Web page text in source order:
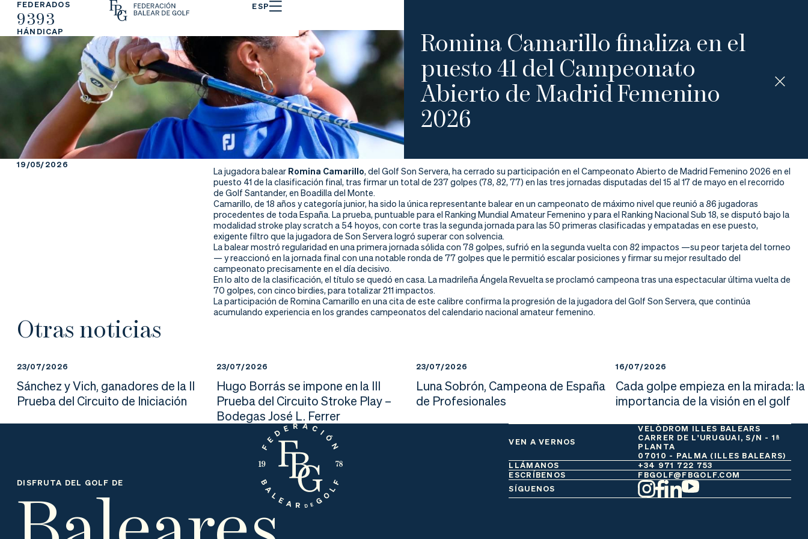
FEDERADOS
9393
HÁNDICAP
ESP
La
Fe
de
ci
ón
Fe
de
ra
rs
e
Ju
ga
r
er
d
Romina Camarillo finaliza en el
puesto 41 del Campeonato
Abierto de Madrid Femenino
2026
19/05/2026
La jugadora balear Romina Camarillo, del Golf Son Servera, ha cerrado su participación en el Campeonato Abierto de Madrid Femenino 2026 en el
puesto 41 de la clasificación final, tras firmar un total de 237 golpes (78, 82, 77) en las tres jornadas disputadas del 15 al 17 de mayo en el recorrido
de Golf Santander, en Boadilla del Monte.
Camarillo, de 18 años y categoría junior, ha sido la única representante balear en un campeonato de máximo nivel que reunió a 86 jugadoras
procedentes de toda España. La prueba, puntuable para el Ranking Mundial Amateur Femenino y para el Ranking Nacional Sub 18, se disputó bajo la
modalidad stroke play scratch a 54 hoyos, con corte tras la segunda jornada para las 50 primeras clasificadas y empatadas en ese puesto,
exigente filtro que la jugadora de Son Servera logró superar con solvencia.
La balear mostró regularidad en una primera jornada sólida con 78 golpes, sufrió en la segunda vuelta con 82 impactos —su peor tarjeta del torneo
— y reaccionó en la jornada final con una notable ronda de 77 golpes que le permitió escalar posiciones y firmar su mejor resultado del
campeonato precisamente en el día decisivo.
En lo alto de la clasificación, el título se quedó en casa. La madrileña Ángela Revuelta se proclamó campeona tras una espectacular última vuelta de
70 golpes, con cinco birdies, para totalizar 211 impactos.
La participación de Romina Camarillo en una cita de este calibre confirma la progresión de la jugadora del Golf Son Servera, que continúa
acumulando experiencia en los grandes campeonatos del calendario nacional amateur femenino.
Otras noticias
23/07/2026
Sánchez y Vich, ganadores de la II
Prueba del Circuito de Iniciación
23/07/2026
Hugo Borrás se impone en la III
Prueba del Circuito Stroke Play –
Bodegas José L. Ferrer
23/07/2026
Luna Sobrón, Campeona de España
de Profesionales
16/07/2026
Cada golpe empieza en la mirada: la
importancia de la visión en el golf
DISFRUTA DEL GOLF DE
VEN A VERNOS
VELÒDROM ILLES BALEARS
CARRER DE L'URUGUAI, S/N - 1ª
PLANTA
07010 - PALMA (ILLES BALEARS)
LLÁMANOS
+34 971 722 753
ESCRÍBENOS
FBGOLF@FBGOLF.COM
SÍGUENOS